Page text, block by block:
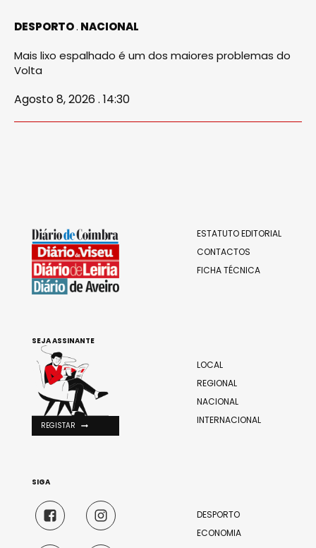
DESPORTO NACIONAL
Mais lixo espalhado é um dos maiores problemas do
Volta
Agosto 8, 2026 . 14:30
ESTATUTO EDITORIAL
CONTACTOS
FICHA TÉCNICA
LOCAL
REGIONAL
NACIONAL
INTERNACIONAL
DESPORTO
ECONOMIA
SEJA ASSINANTE
REGISTAR
SIGA